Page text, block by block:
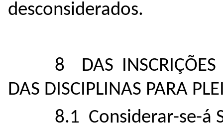
desconsiderados.
8 DAS INSCRIÇÕES
DAS DISCIPLINAS PARA
8.1 Considerar-se-á